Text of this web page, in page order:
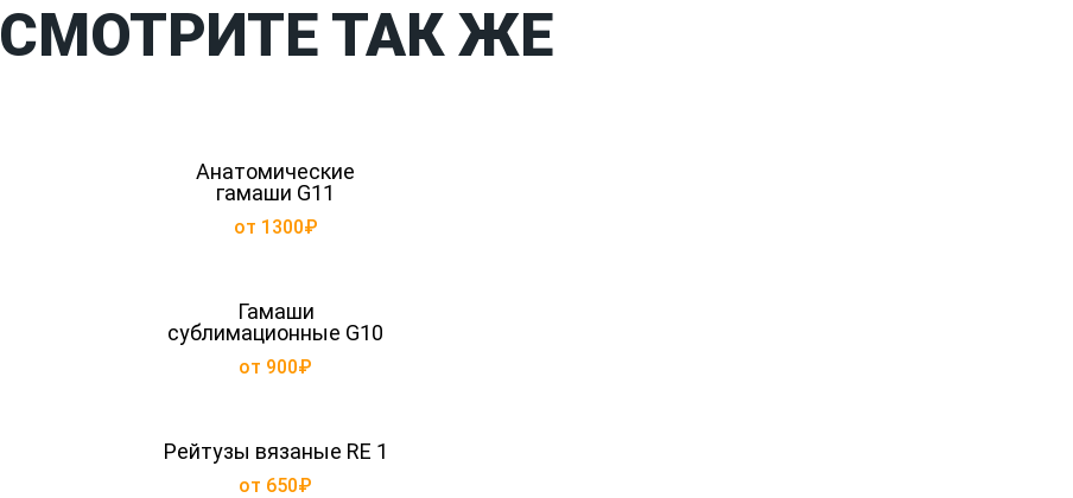
СМОТРИТЕ ТАК ЖЕ
Анатомические
гамаши G11
от 1300₽
Гамаши
сублимационные G10
от 900₽
Рейтузы вязаные RE 1
от 650₽